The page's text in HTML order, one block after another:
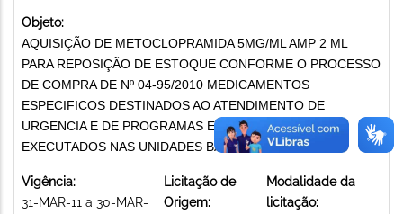
Objeto:
AQUISIÇÃO DE METOCLOPRAMIDA 5MG/ML AMP 2 ML
PARA REPOSIÇÃO DE ESTOQUE CONFORME O PROCESSO
DE COMPRA DE Nº 04-95/2010 MEDICAMENTOS
ESPECIFICOS DESTINADOS AO ATENDIMENTO DE
URGENCIA E DE PROGRAMAS E ACOES DE SAUDE
EXECUTADOS NAS UNIDADES BASICAS
Vigência:
31-MAR-11 a 30-MAR-
Licitação de
Origem:
Modalidade da
licitação: